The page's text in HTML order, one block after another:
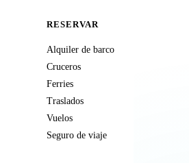
RESERVAR
Alquiler de barco
Cruceros
Ferries
Traslados
Vuelos
Seguro de viaje